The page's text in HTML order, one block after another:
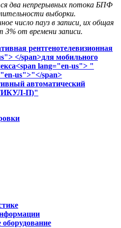
два непрерывных потока БПФ
выборки.
число пауз в записи, их общая
3% от времени записи.
рентгенотелевизионная
</span>для мобильного
lang="en-us"> "
us">"</span>
автоматический
П)"